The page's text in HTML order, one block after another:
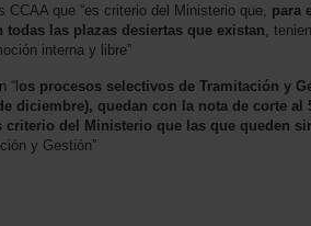
CCAA que “es criterio del Ministerio que, para
todas las plazas desiertas que existan ,
interna y libre”
“l os procesos selectivos de Tramitación y
diciembre), quedan con la nota de corte
del Ministerio que las que queden
y Gestión”